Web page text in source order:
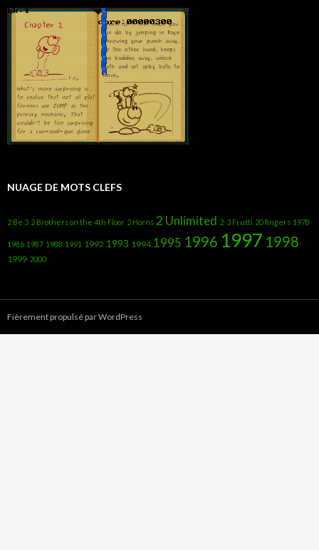
NUAGE DE MOTS CLEFS
2 Be 3 2 Brothers on the 4th Floor 2 Horns 2 Unlimited 2-3 Frutti 20 fingers 1978
1986 1987 1988 1991 1992 1993 1994 1995 1996 1997 1998
1999 2000
Fièrement propulsé par WordPress